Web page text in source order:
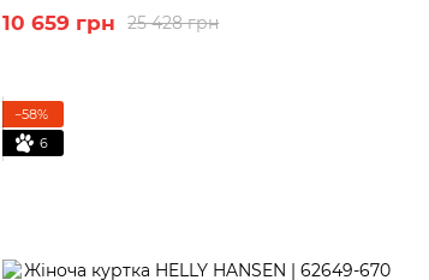
25 428 грн
10 659 грн
−58%
6